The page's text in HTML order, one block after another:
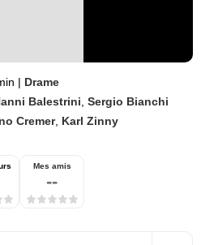
| Drame
Balestrini Sergio Bianchi
Cremer, Karl Zinny
Mes amis
--